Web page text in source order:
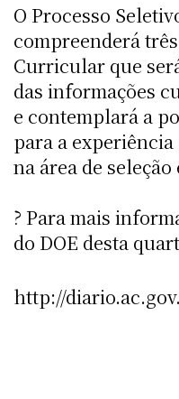
O Processo
compreenderá
Curricular que
das informações
e contemplará a
para a
na área de
? Para mais
do DOE desta
http://